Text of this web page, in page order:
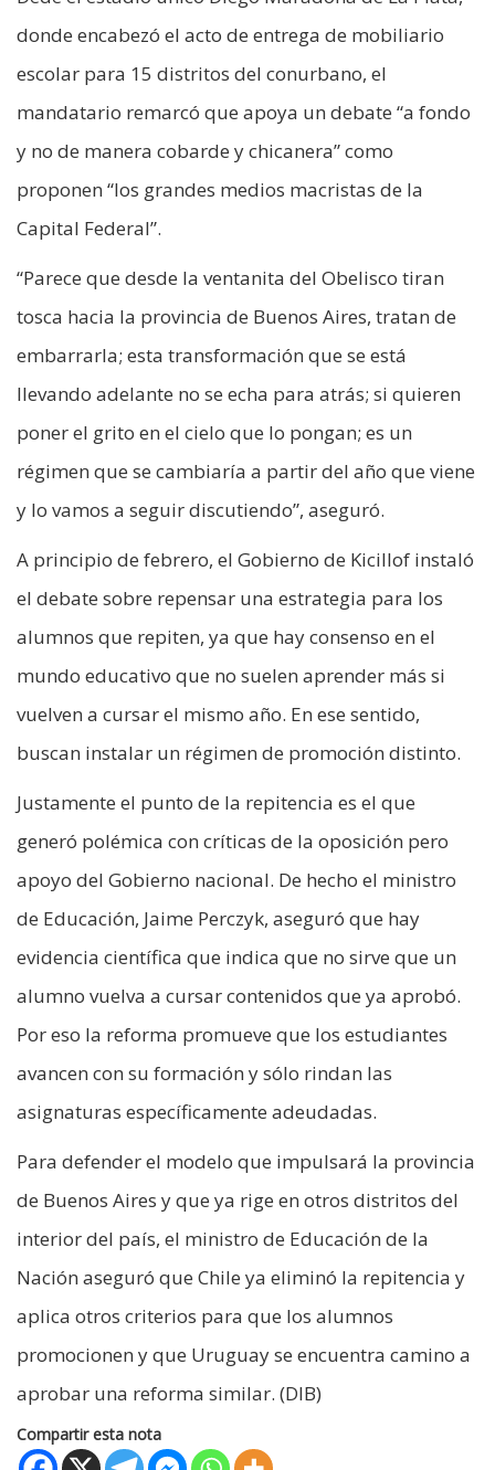
donde encabezó el acto de entrega de mobiliario
escolar para 15 distritos del conurbano, el
mandatario remarcó que apoya un debate “a fondo
y no de manera cobarde y chicanera” como
proponen “los grandes medios macristas de la
Capital Federal”.
“Parece que desde la ventanita del Obelisco tiran
tosca hacia la provincia de Buenos Aires, tratan de
embarrarla; esta transformación que se está
llevando adelante no se echa para atrás; si quieren
poner el grito en el cielo que lo pongan; es un
régimen que se cambiaría a partir del año que viene
y lo vamos a seguir discutiendo”, aseguró.
A principio de febrero, el Gobierno de Kicillof instaló
el debate sobre repensar una estrategia para los
alumnos que repiten, ya que hay consenso en el
mundo educativo que no suelen aprender más si
vuelven a cursar el mismo año. En ese sentido,
buscan instalar un régimen de promoción distinto.
Justamente el punto de la repitencia es el que
generó polémica con críticas de la oposición pero
apoyo del Gobierno nacional. De hecho el ministro
de Educación, Jaime Perczyk, aseguró que hay
evidencia científica que indica que no sirve que un
alumno vuelva a cursar contenidos que ya aprobó.
Por eso la reforma promueve que los estudiantes
avancen con su formación y sólo rindan las
asignaturas específicamente adeudadas.
Para defender el modelo que impulsará la provincia
de Buenos Aires y que ya rige en otros distritos del
interior del país, el ministro de Educación de la
Nación aseguró que Chile ya eliminó la repitencia y
aplica otros criterios para que los alumnos
promocionen y que Uruguay se encuentra camino a
aprobar una reforma similar. (DIB)
Compartir esta nota